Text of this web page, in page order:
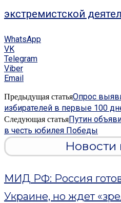
экстремистской
WhatsApp
VK
Telegram
Viber
Email
Предыдущая статьяОпрос
избирателей в первые 100
Следующая статьяПутин
в честь юбилея Победы
Новости
МИД РФ: Россия
Украине, но ждет